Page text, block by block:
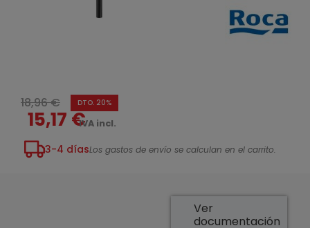
18,96 € DTO. 20%
15,17 €IVA incl.
3-4 díasLos gastos de envío se calculan en el carrito.
Ver
documentación